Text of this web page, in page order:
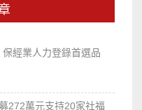
經業人力登錄首選品
272萬元支持20家社福